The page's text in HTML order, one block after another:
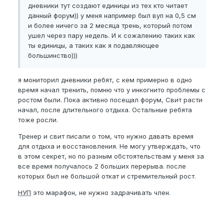
дневники тут создают единицы из тех кто читает
данный форум)) у меня например был вуп на 0,5 см
и более ничего за 2 месяца трень, который потом
ушел через пару недель. И к сожалению таких как
ты единицы, а таких как я подавляющее
большинство)))
я мониторил дневники ребят, с кем примерно в одно
время начал тренить, помню что у инкогнито проблемы с
ростом были. Пока активно посещал форум, Свит расти
начал, после длительного отдыха. Остальные ребята
тоже росли.
Тренер и свит писали о том, что нужно давать время
для отдыха и восстановления. Не могу утверждать, что
в этом секрет, но по разным обстоятельствам у меня за
все время получалось 2 больших перерыва. после
которых был не большой откат и стремительный рост.
НУП это марафон, не нужно задрачивать член.